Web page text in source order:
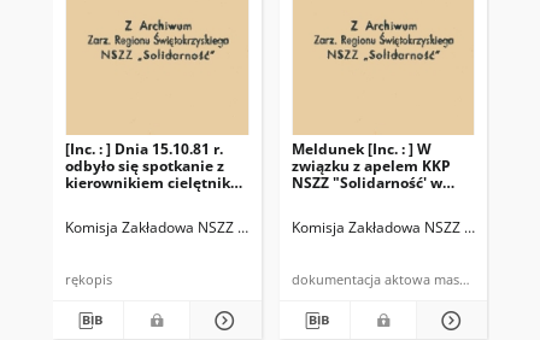
[Inc. : ] Dnia 15.10.81 r.
odbyło się spotkanie z
kierownikiem cielętnika
Komisja Zakładowa NSZZ "Solidarność" w PGR Piekoszów
rękopis
Meldunek [Inc. : ] W
związku z apelem KKP
NSZZ "Solidarność' w
Komisja Zakładowa NSZZ
dokumentacja aktowa maszynopis